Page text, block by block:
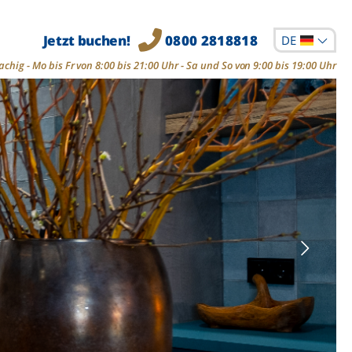
Jetzt buchen! 0800 2818818 DE
- Mo bis Fr von 8:00 bis 21:00 Uhr - Sa und So von 9:00 bis 19:00 Uhr